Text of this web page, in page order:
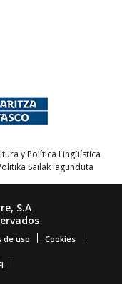
y Política Lingüística
Sailak lagunduta
S.A
de uso Cookies